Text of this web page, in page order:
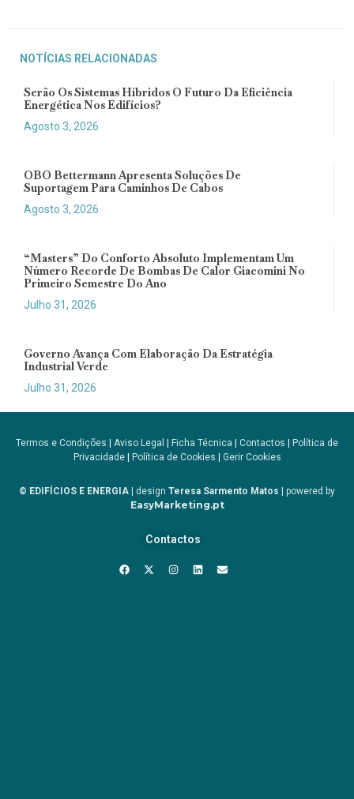
NOTÍCIAS RELACIONADAS
Serão Os Sistemas Híbridos O Futuro Da Eficiência
Energética Nos Edifícios?
Agosto 3, 2026
OBO Bettermann Apresenta Soluções De
Suportagem Para Caminhos De Cabos
Agosto 3, 2026
“Masters” Do Conforto Absoluto Implementam Um
Número Recorde De Bombas De Calor Giacomini No
Primeiro Semestre Do Ano
Julho 31, 2026
Governo Avança Com Elaboração Da Estratégia
Industrial Verde
Julho 31, 2026
Termos e Condições Aviso Legal Ficha Técnica Contactos
Política de
Privacidade| Política de Cookies Gerir Cookies
© EDIFÍCIOS E ENERGIA | design Teresa Sarmento Matos | powered by
EasyMarketing.pt
Contactos